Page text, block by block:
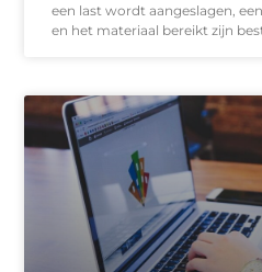
een last wordt aangeslagen,
en het materiaal bereikt zijn